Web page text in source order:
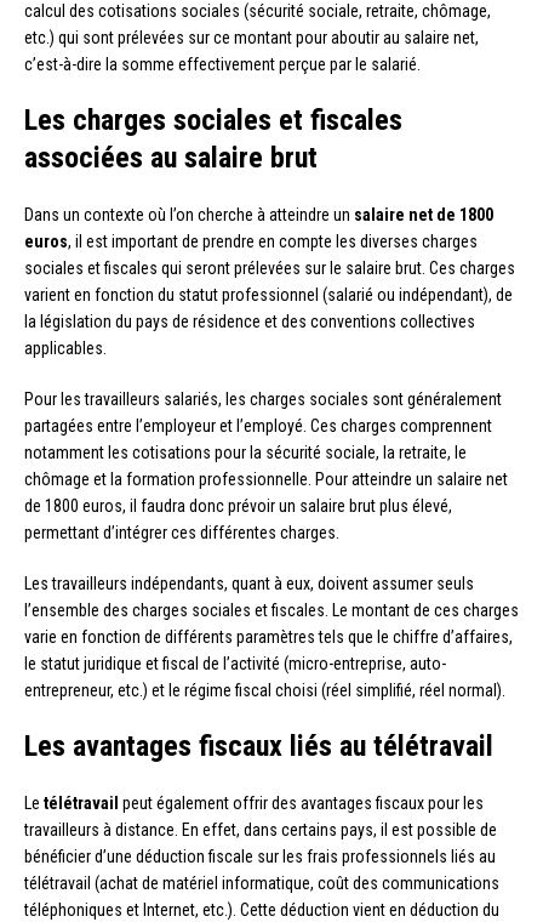
calcul des cotisations sociales (sécurité sociale, retraite, chômage,
etc.) qui sont prélevées sur ce montant pour aboutir au salaire net,
c’est-à-dire la somme effectivement perçue par le salarié.
Les charges sociales et fiscales
associées au salaire brut
Dans un contexte où l’on cherche à atteindre un salaire net de 1800
euros, il est important de prendre en compte les diverses charges
sociales et fiscales qui seront prélevées sur le salaire brut. Ces charges
varient en fonction du statut professionnel (salarié ou indépendant), de
la législation du pays de résidence et des conventions collectives
applicables.
Pour les travailleurs salariés, les charges sociales sont généralement
partagées entre l’employeur et l’employé. Ces charges comprennent
notamment les cotisations pour la sécurité sociale, la retraite, le
chômage et la formation professionnelle. Pour atteindre un salaire net
de 1800 euros, il faudra donc prévoir un salaire brut plus élevé,
permettant d’intégrer ces différentes charges.
Les travailleurs indépendants, quant à eux, doivent assumer seuls
l’ensemble des charges sociales et fiscales. Le montant de ces charges
varie en fonction de différents paramètres tels que le chiffre d’affaires,
le statut juridique et fiscal de l’activité (micro-entreprise, auto-
entrepreneur, etc.) et le régime fiscal choisi (réel simplifié, réel normal).
Les avantages fiscaux liés au télétravail
Le télétravail peut également offrir des avantages fiscaux pour les
travailleurs à distance. En effet, dans certains pays, il est possible de
bénéficier d’une déduction fiscale sur les frais professionnels liés au
télétravail (achat de matériel informatique, coût des communications
téléphoniques et Internet, etc.). Cette déduction vient en déduction du